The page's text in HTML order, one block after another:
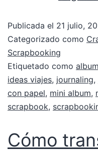
Publicada el 21 julio,
Categorizado como
Scrapbooking
Etiquetado como
ideas viajes, journaling,
con papel, mini album,
scrapbook,
Cómo